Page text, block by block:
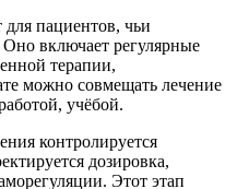
пациентов, чьи
включает регулярные
терапии,
можно совмещать лечение
учёбой.
контролируется
дозировка,
Этот этап